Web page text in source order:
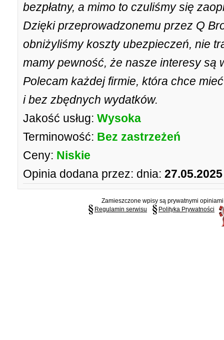
bezpłatny, a mimo to czuliśmy się
Dzięki przeprowadzonemu przez Q
obniżyliśmy koszty ubezpieczeń, nie
mamy pewność, że nasze interesy są
Polecam każdej firmie, która chce
i bez zbędnych wydatków.
Jakość usług: Wysoka
Terminowość: Bez zastrzeżeń
Ceny: Niskie
Opinia dodana przez: dnia:
Zamieszczone wpisy są prywatnymi
Regulamin serwisu
Polityka Prywatności